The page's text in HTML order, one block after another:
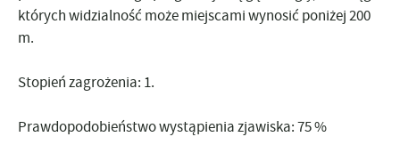
których widzialność może miejscami wynosić poniżej 200
m.
Stopień zagrożenia: 1.
Prawdopodobieństwo wystąpienia zjawiska:75 %